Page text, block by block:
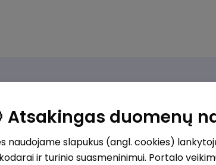
Atsakingas duomenų
naudojame slapukus (angl. cookies)
ir turinio suasmeninimui. Portalo